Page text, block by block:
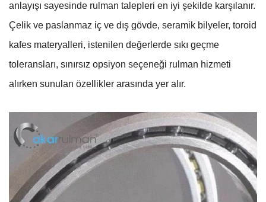
anlayışı sayesinde rulman talepleri en iyi şekilde karşılanır.
Çelik ve paslanmaz iç ve dış gövde, seramik bilyeler, toroid
kafes materyalleri, istenilen değerlerde sıkı geçme
toleransları, sınırsız opsiyon seçeneği rulman hizmeti
alırken sunulan özellikler arasında yer alır.